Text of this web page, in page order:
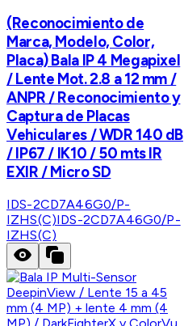
(Reconocimiento de
Marca, Modelo, Color,
Placa) Bala IP 4 Megapixel
/ Lente Mot. 2.8 a 12 mm /
ANPR / Reconocimiento y
Captura de Placas
Vehiculares / WDR 140 dB
/ IP67 / IK10 / 50 mts IR
EXIR / Micro SD
IDS-2CD7A46G0/P-
IZHS(C)IDS-2CD7A46G0/P-
IZHS(C)